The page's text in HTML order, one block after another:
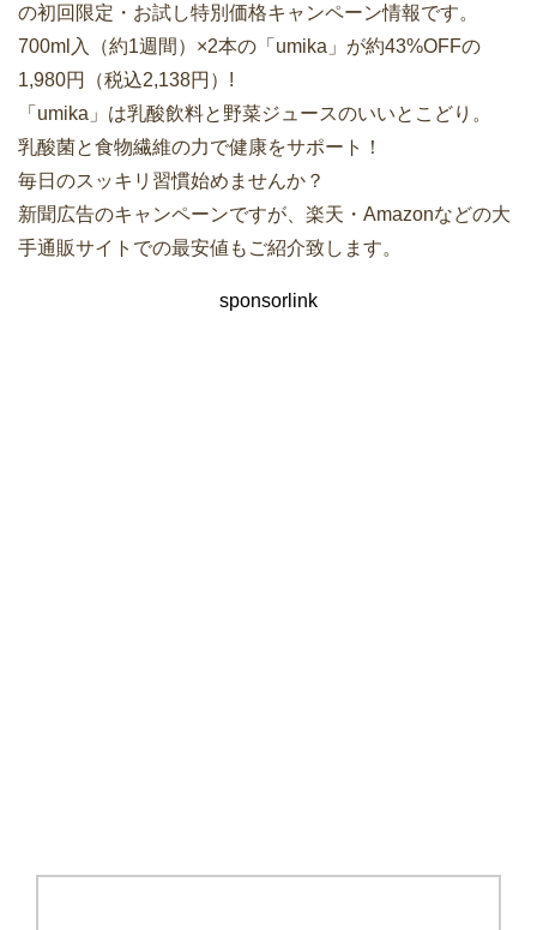
の初回限定・お試し特別価格キャンペーン情報です。
700ml入（約1週間）×2本の「umika」が約43%OFFの
1,980円（税込2,138円）!
「umika」は乳酸飲料と野菜ジュースのいいとこどり。
乳酸菌と食物繊維の力で健康をサポート！
毎日のスッキリ習慣始めませんか？
新聞広告のキャンペーンですが、楽天・Amazonなどの大
手通販サイトでの最安値もご紹介致します。
sponsorlink